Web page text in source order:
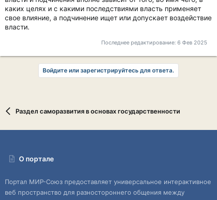
каких целях и с какими последствиями власть применяет
свое влияние, а подчинение ищет или допускает воздействие
власти.
Последнее редактирование: 6 Фев 2025
Войдите или зарегистрируйтесь для ответа.
Раздел саморазвития в основах государственности
О портале
Портал МИР-Союз предоставляет универсальное интерактивное
веб пространство для разностороннего общения между